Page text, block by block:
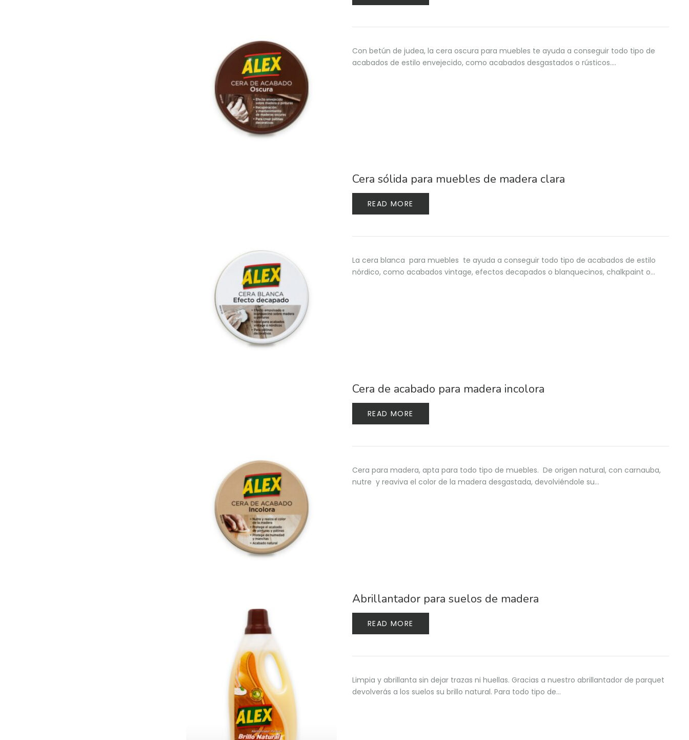
Con betún de judea, la cera oscura para muebles te ayuda a conseguir todo tipo de
acabados de estilo envejecido, como acabados desgastados o rústicos.…
Cera sólida para muebles de madera clara
READ MORE
La cera blanca para muebles te ayuda a conseguir todo tipo de acabados de estilo
nórdico, como acabados vintage, efectos decapados o blanquecinos, chalkpaint o…
Cera de acabado para madera incolora
READ MORE
Cera para madera, apta para todo tipo de muebles. De origen natural, con carnauba,
nutre y reaviva el color de la madera desgastada, devolviéndole su…
Abrillantador para suelos de madera
READ MORE
Limpia y abrillanta sin dejar trazas ni huellas. Gracias a nuestro abrillantador de parquet
devolverás a los suelos su brillo natural. Para todo tipo de…